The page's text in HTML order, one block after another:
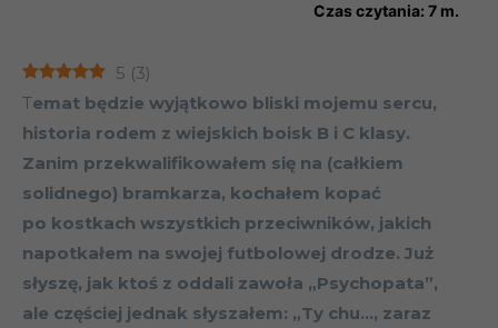
Czas czytania: 7 m.
5 (3)
Temat będzie wyjątkowo bliski mojemu sercu,
historia rodem z wiejskich boisk B i C klasy.
Zanim przekwalifikowałem się na (całkiem
solidnego) bramkarza, kochałem kopać
po kostkach wszystkich przeciwników, jakich
napotkałem na swojej futbolowej drodze. Już
słyszę, jak ktoś z oddali zawoła „Psychopata”,
ale częściej jednak słyszałem: „Ty chu…, zaraz